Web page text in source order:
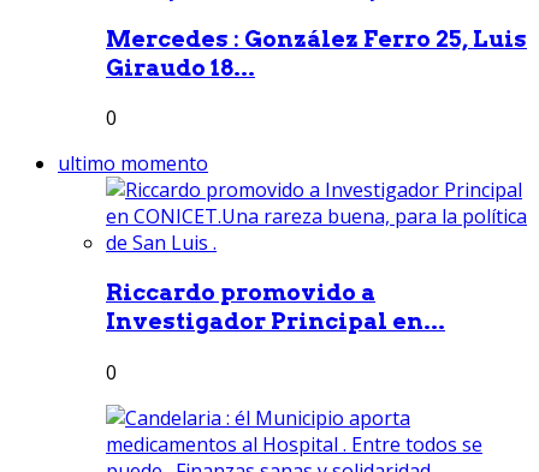
Mercedes : González Ferro 25, Luis
Giraudo 18...
0
ultimo momento
Riccardo promovido a
Investigador Principal en...
0